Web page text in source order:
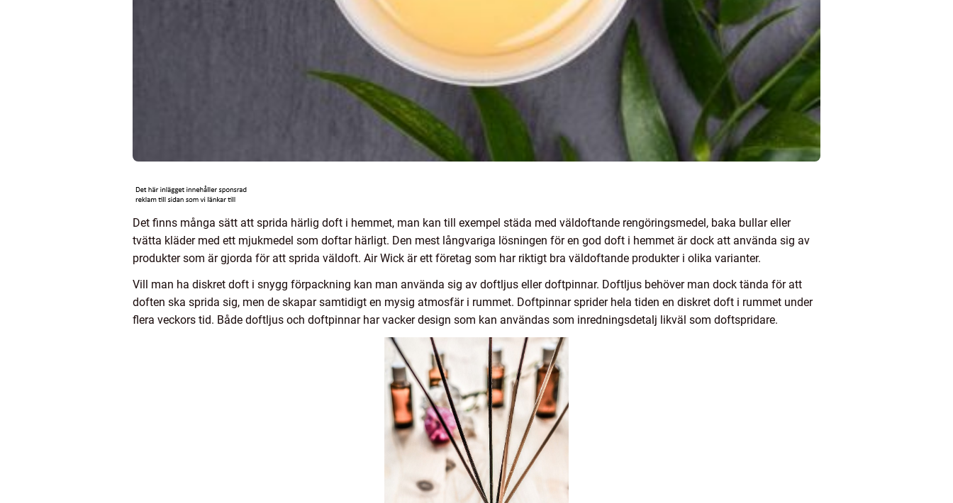
Det finns många sätt att sprida härlig doft i hemmet, man kan till exempel städa med väldoftande rengöringsmedel, baka bullar eller
tvätta kläder med ett mjukmedel som doftar härligt. Den mest långvariga lösningen för en god doft i hemmet är dock att använda sig av
produkter som är gjorda för att sprida väldoft. Air Wick är ett företag som har riktigt bra väldoftande produkter i olika varianter.
Vill man ha diskret doft i snygg förpackning kan man använda sig av doftljus eller doftpinnar. Doftljus behöver man dock tända för att
doften ska sprida sig, men de skapar samtidigt en mysig atmosfär i rummet. Doftpinnar sprider hela tiden en diskret doft i rummet under
flera veckors tid. Både doftljus och doftpinnar har vacker design som kan användas som inredningsdetalj likväl som doftspridare.